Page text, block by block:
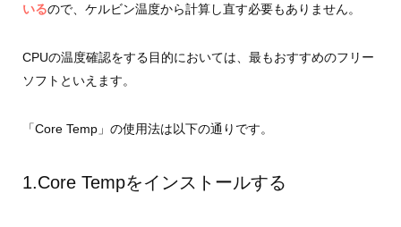
いるので、ケルビン温度から計算し直す必要もありません。
CPUの温度確認をする目的においては、最もおすすめのフリー
ソフトといえます。
「Core Temp」の使用法は以下の通りです。
1.Core Tempをインストールする